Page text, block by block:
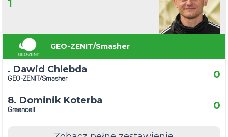
1
GEO-ZENIT/Smasher
. Dawid Chlebda
GEO-ZENIT/Smasher 0
8. Dominik Koterba
Greencell 0